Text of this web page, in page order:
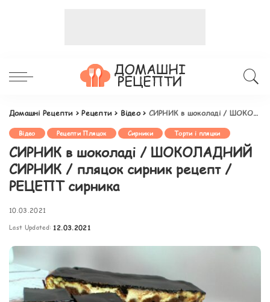
Домашні Рецепти >Рецепти > Відео> СИРНИК в шоколаді / ШОКОЛАДНИЙ СИРНИК / пляцок сирник рецепт / РЕЦЕПТ сирника
Відео Рецепти Пляцок Сирники Торти і пляцки
СИРНИК в шоколаді / ШОКОЛАДНИЙ
СИРНИК / пляцок сирник рецепт /
РЕЦЕПТ сирника
10.03.2021
Last Updated: 12.03.2021